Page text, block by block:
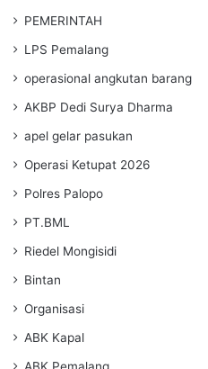
PEMERINTAH
LPS Pemalang
operasional angkutan barang
AKBP Dedi Surya Dharma
apel gelar pasukan
Operasi Ketupat 2026
Polres Palopo
PT.BML
Riedel Mongisidi
Bintan
Organisasi
ABK Kapal
ABK Pemalang